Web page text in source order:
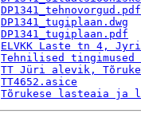
DP1341_tehnovorgud.pdf
DP1341_tugiplaan.dwg
DP1341_tugiplaan.pdf
ELVKK Laste tn 4,
Tehnilised tingimused
TT Jüri alevik,
TT4652.asice
Tõrukese lasteaia ja